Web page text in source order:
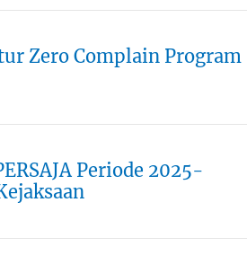
Zero Complain Program
Periode 2025-